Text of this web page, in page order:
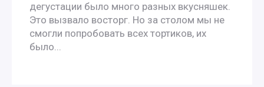
дегустации было много разных вкусняшек.
Это вызвало восторг. Но за столом мы не
смогли попробовать всех тортиков, их
было...